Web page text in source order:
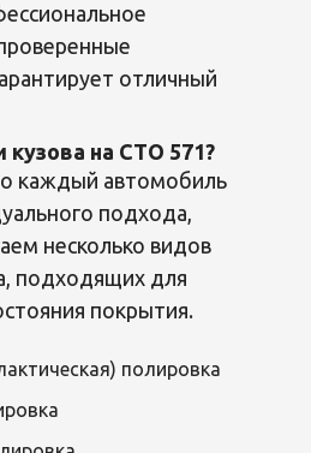
отличный
на СТО 571?
каждый автомобиль
подхода,
несколько видов
подходящих для
покрытия.
полировка